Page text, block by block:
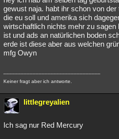
gewust naja. habt ihr schon von
die eu soll und amerika sich
wirtschaftlich nichts mehr zu sagen
ist und ads an natürlichen boden
erde ist diese aber aus welchen
mfg Owyn
Keiner fragt aber ich antworte.
littlegreyalien
Ich sag nur Red Mercury